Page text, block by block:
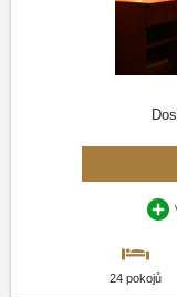
24 pokojů